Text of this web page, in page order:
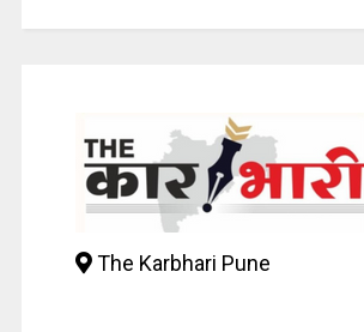
The Karbhari Pune